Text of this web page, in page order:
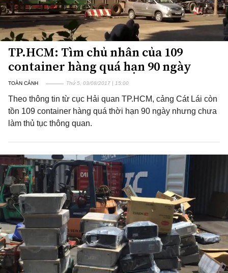
TP.HCM: Tìm chủ nhân của 109
container hàng quá hạn 90 ngày
TOÀN CẢNH Thứ 5, 03/08/2017 | 15:00
Theo thông tin từ cục Hải quan TP.HCM, cảng Cát Lái còn
tồn 109 container hàng quá thời hạn 90 ngày nhưng chưa
làm thủ tục thông quan.